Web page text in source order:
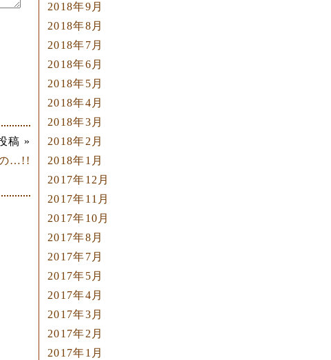
稿 »
…!!
2018年9月
2018年8月
2018年7月
2018年6月
2018年5月
2018年4月
2018年3月
2018年2月
2018年1月
2017年12月
2017年11月
2017年10月
2017年8月
2017年7月
2017年5月
2017年4月
2017年3月
2017年2月
2017年1月